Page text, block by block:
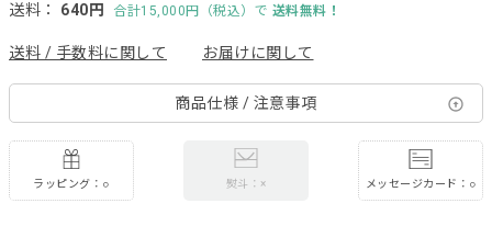
送料： 640円 合計15,000円（税込）で 送料無料！
送料 / 手数料に関して お届けに関して
商品仕様 / 注意事項
ラッピング：○ 熨斗：× メッセージカード：○